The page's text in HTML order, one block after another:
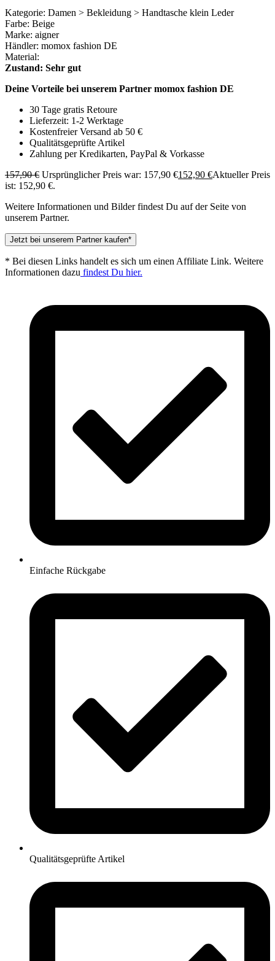
Kategorie: Damen > Bekleidung > Handtasche klein Leder
Farbe: Beige
Marke: aigner
Händler: momox fashion DE
Material:
Zustand: Sehr gut
Deine Vorteile bei unserem Partner momox fashion DE
30 Tage gratis Retoure
Lieferzeit: 1-2 Werktage
Kostenfreier Versand ab 50 €
Qualitätsgeprüfte Artikel
Zahlung per Kredikarten, PayPal & Vorkasse
157,90€ Ursprünglicher Preis war: 157,90 €152,90 €Aktueller Preis
ist: 152,90 €.
Weitere Informationen und Bilder findest Du auf der Seite von
unserem Partner.
Jetzt bei unserem Partner kaufen*
* Bei diesen Links handelt es sich um einen Affiliate Link. Weitere
Informationen dazu findest Du hier.
Einfache Rückgabe
Qualitätsgeprüfte Artikel